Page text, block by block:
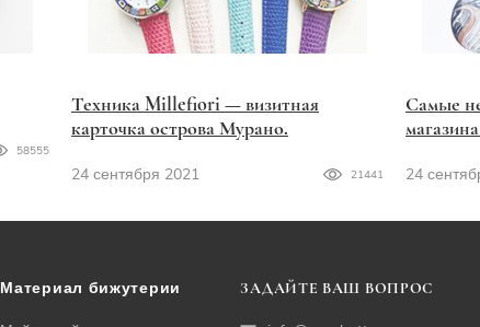
58555
Техника Millefiori — визитная
карточка острова Мурано.
24 сентября 2021 21441
Самые
24
Материал бижутерии ЗАДАЙТЕ ВАШ ВОПРОС